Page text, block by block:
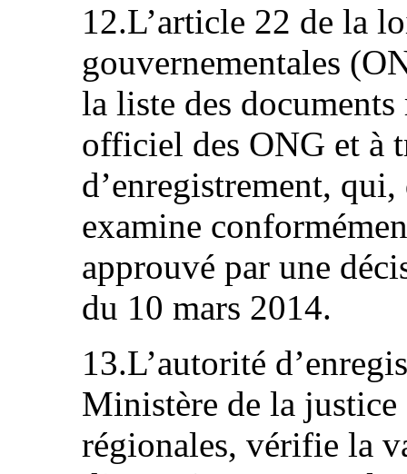
12.L’article 22 de la
gouvernementales
la liste des
officiel des ONG et à
d’enregistrement,
examine
approuvé par une
du 10 mars 2014.
13.L’autorité
Ministère de la
régionales, vérifie la